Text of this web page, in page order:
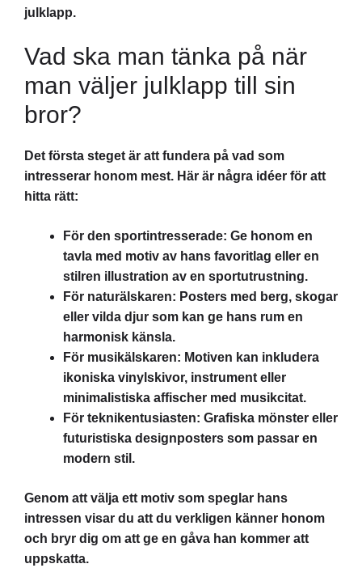
julklapp.
Vad ska man tänka på när
man väljer julklapp till sin
bror?
Det första steget är att fundera på vad som
intresserar honom mest. Här är några idéer för att
hitta rätt:
För den sportintresserade: Ge honom en
tavla med motiv av hans favoritlag eller en
stilren illustration av en sportutrustning.
För naturälskaren: Posters med berg, skogar
eller vilda djur som kan ge hans rum en
harmonisk känsla.
För musikälskaren: Motiven kan inkludera
ikoniska vinylskivor, instrument eller
minimalistiska affischer med musikcitat.
För teknikentusiasten: Grafiska mönster eller
futuristiska designposters som passar en
modern stil.
Genom att välja ett motiv som speglar hans
intressen visar du att du verkligen känner honom
och bryr dig om att ge en gåva han kommer att
uppskatta.